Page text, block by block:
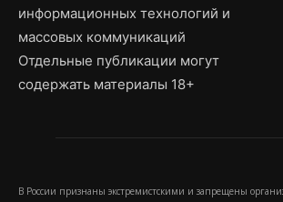
информационных технологий и
массовых коммуникаций
Отдельные публикации могут
содержать материалы 18+
В России признаны экстремистскими и запрещены